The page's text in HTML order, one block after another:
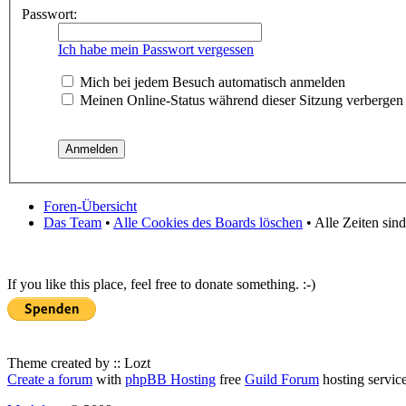
Passwort:
Ich habe mein Passwort vergessen
Mich bei jedem Besuch automatisch anmelden
Meinen Online-Status während dieser Sitzung verbergen
Foren-Übersicht
Das Team • Alle Cookies des Boards löschen • Alle Zeiten
If you like this place, feel free to donate something. :-)
Theme created by :: Lozt
Create a forum with phpBB Hosting free Guild Forum hosting